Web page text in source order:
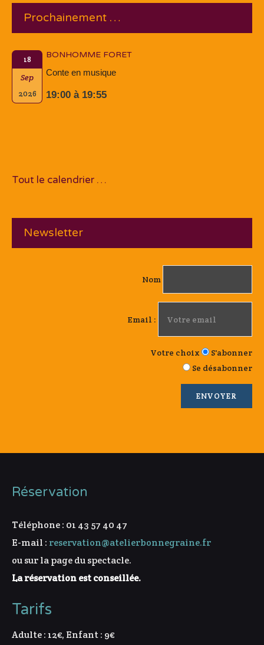
Prochainement …
18
Sep
2026
BONHOMME FORET
Conte en musique
19:00 à 19:55
Tout le calendrier …
Newsletter
Nom
Email :
Votre choix
S'abonner
Se désabonner
Réservation
Téléphone : 01 43 57 40 47
E-mail : reservation@atelierbonnegraine.fr
ou sur la page du spectacle.
La réservation est conseillée.
Tarifs
Adulte : 12€, Enfant : 9€